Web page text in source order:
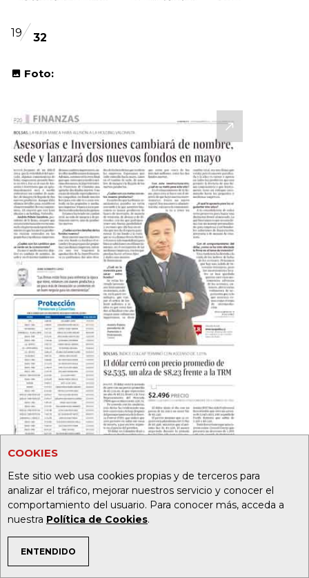
COOKIES
Este sitio web usa cookies propias y de terceros para
analizar el tráfico, mejorar nuestros servicio y conocer el
comportamiento del usuario. Para conocer más, acceda a
nuestra Política de Cookies.
ENTENDIDO
TEMAS DE INTERÉS
19 32
Foto:
20 32
Foto: